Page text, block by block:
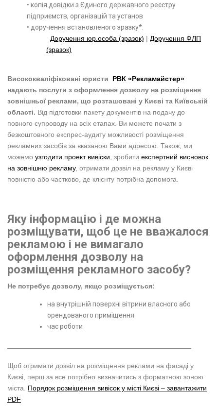
• копія довідки з Єдиного державного реєстру
підприємств, організацій та установ
• доручення встановленого зразку*:
Доручення юр.особа (зразок) | Доручення ФЛП
(зразок)
Висококваліфіковані юристи РВК «Рекламайстер»
надають послуги з оформлення дозволу на розміщення
зовнішньої реклами, що розташовані у Києві та Київській
області. Від підготовки пакету документів на подачу до
повного супроводу на всіх етапах. Ви можете почати з
безкоштовного експрес-аудиту можливості розміщення
рекламних засобів за вказаною Вами адресою. Також, ми
можемо узгодити проект вивіски , зробити експертний висновок
на зовнішню рекламу, отримати дозвіл на рекламу у Києві
повністю або частково, де клієнту потрібна допомога.
Яку інформацію і де можна
розміщувати, щоб це не вважалося
рекламою і не вимагало
оформлення дозволу на
розміщення рекламного засобу?
Не потребує дозволу, якщо розміщується:
на внутрішній поверхні вітрини власного або
орендованого приміщення
час роботи
———————————————————————————
Щоб отримати дозвіл на розміщення реклами на фасаді у
Києві, перш за все потрібно визначитись з форматною зоною
міста. Порядок розміщення вивісок у місті Києві – завантажити
PDF